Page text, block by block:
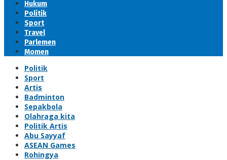
Hukum
Politik
Sport
Travel
Parlemen
Momen
Politik
Sport
Artis
Badminton
Sepakbola
Olahraga kita
Politik Artis
Abu Sayyaf
ASEAN Games
Rohingya